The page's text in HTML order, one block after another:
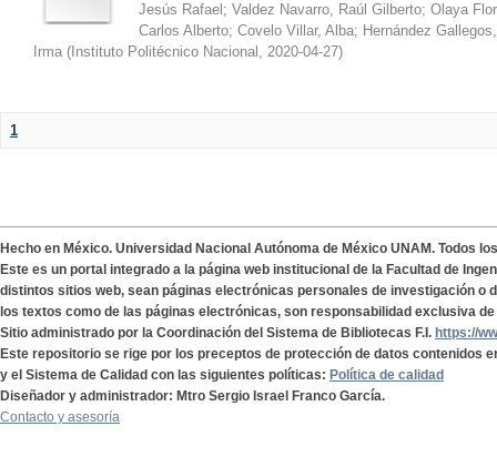
Jesús Rafael ; Valdez Navarro, Raúl Gilberto; Olaya
Carlos Alberto; Covelo Villar, Alba; Hernández
Irma ( Instituto Politécnico Nacional , 2020-04-27)
1
Hecho en México. Universidad Nacional Autónoma de México UNAM. Todos
Este es un portal integrado a la página web institucional de la Facultad de
distintos sitios web, sean páginas electrónicas personales de investigación o
los textos como de las páginas electrónicas, son responsabilidad exclusiva
Sitio administrado por la Coordinación del Sistema de Bibliotecas F.I. https://
Este repositorio se rige por los preceptos de protección de datos contenidos
y el Sistema de Calidad con las siguientes políticas: Política de calidad
Diseñador y administrador: Mtro Sergio Israel Franco García.
Contacto y asesoría